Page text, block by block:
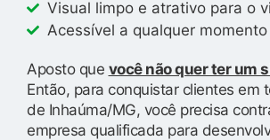
Visual limpo e atrativo para o
Acessível a qualquer
Aposto que você não quer ter um
Então, para conquistar clientes em
de Inhaúma/MG, você precisa
empresa qualificada para